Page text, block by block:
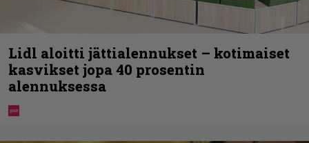
Lidl aloitti jättialennukset – kotimaiset
kasvikset jopa 40 prosentin
alennuksessa